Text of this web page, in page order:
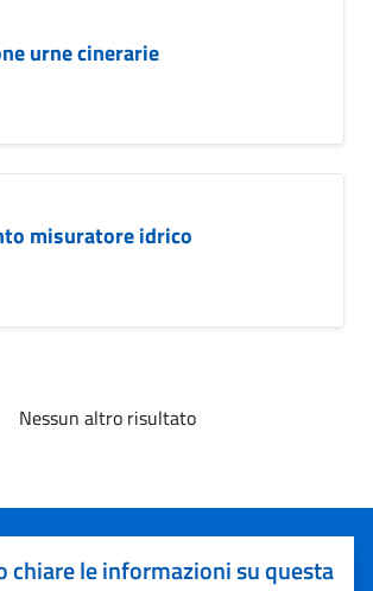
urne cinerarie
misuratore idrico
Nessun altro risultato
chiare le informazioni su questa